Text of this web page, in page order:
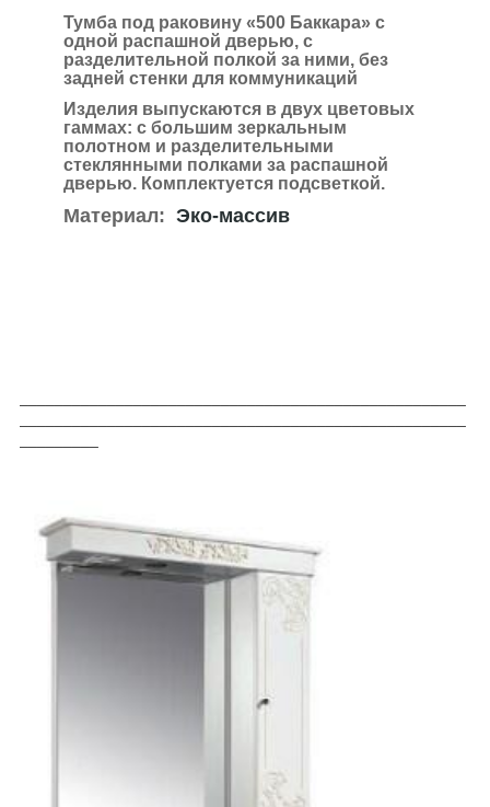
Тумба под раковину «500 Баккара» с
одной распашной дверью, с
разделительной полкой за ними, без
задней стенки для коммуникаций
Изделия выпускаются в двух цветовых
гаммах: с большим зеркальным
полотном и разделительными
стеклянными полками за распашной
дверью. Комплектуется подсветкой.
Материал: Эко-массив